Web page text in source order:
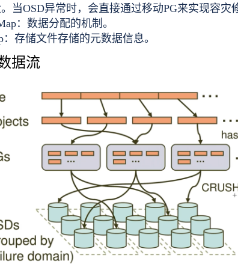
当OSD异常时，会直接通过移动PG来实现容灾
：数据分配的机制。
：存储文件存储的元数据信息。
据流